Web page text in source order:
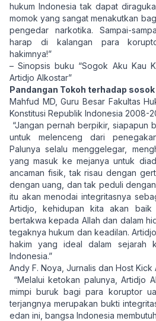
hukum Indonesia tak dapat
momok yang sangat menakutkan
pengedar narkotika. Sampai-
harap di kalangan para
hakimnya!”
– Sinopsis buku “Sogok Aku Kau
Artidjo Alkostar”
Pandangan Tokoh terhadap
Mahfud MD, Guru Besar Fakultas
Konstitusi Republik Indonesia 2008-
“Jangan pernah berpikir, siapapun
untuk melenceng dari
Palunya selalu menggelegar,
yang masuk ke mejanya untuk
ancaman fisik, tak risau dengan
dengan uang, dan tak peduli
itu akan menodai integritasnya
Artidjo, kehidupan kita akan
bertakwa kepada Allah dan dalam
tegaknya hukum dan keadilan.
hakim yang ideal dalam sejarah
Indonesia.”
Andy F. Noya, Jurnalis dan Host Kick
“Melalui ketokan palunya, Artidjo
mimpi buruk bagi para koruptor
terjangnya merupakan bukti
edan ini, bangsa Indonesia